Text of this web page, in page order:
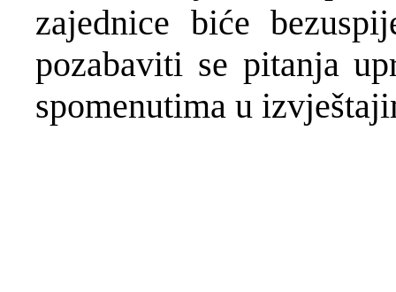
zajednice biće
pozabaviti se pitanja
spomenutima u